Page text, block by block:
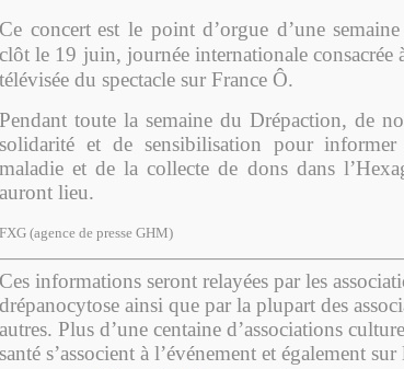
Ce concert est le point d’orgue d’une
clôt le 19 juin, journée internationale consacrée
télévisée du spectacle sur France Ô.
Pendant toute la semaine du Drépaction, de
solidarité et de sensibilisation pour
maladie et de la collecte de dons dans
auront lieu.
FXG (agence de presse GHM)
Ces informations seront relayées par les
drépanocytose ainsi que par la plupart des
autres. Plus d’une centaine d’associations
santé s’associent à l’événement et également sur